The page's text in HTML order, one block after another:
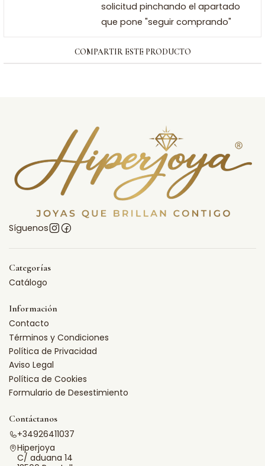
solicitud pinchando el apartado
que pone "seguir comprando"
COMPARTIR ESTE PRODUCTO
Síguenos
Categorías
Catálogo
Información
Contacto
Términos y Condiciones
Política de Privacidad
Aviso Legal
Política de Cookies
Formulario de Desestimiento
Contáctanos
+34926411037
Hiperjoya
C/ aduana 14